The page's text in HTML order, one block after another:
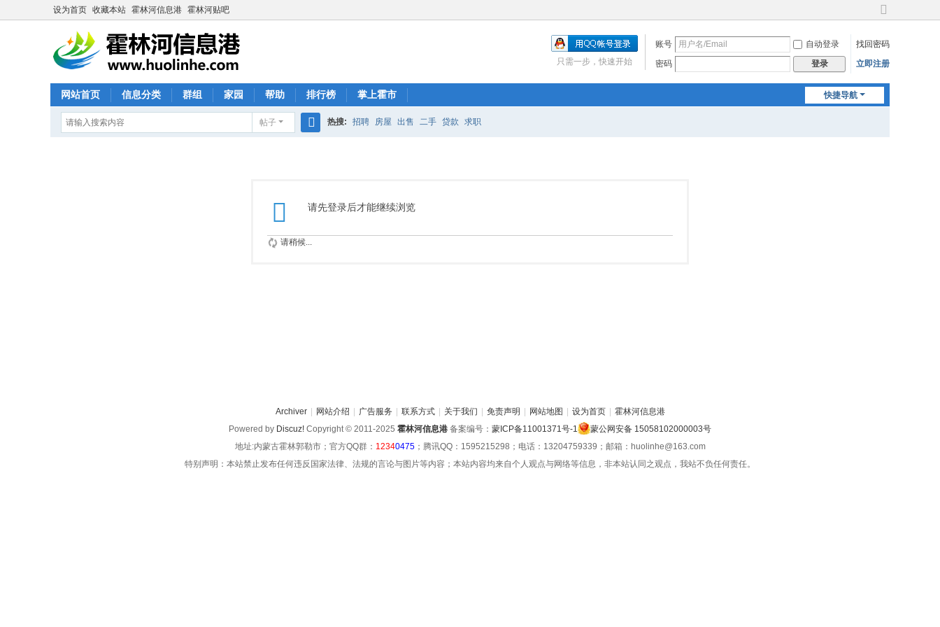
设为首页 收藏本站 霍林河信息港 霍林河贴吧
切
到
宽
账号 自动登录
找回密码
密码
登录 立即注册
只需一步，快速开始
快捷导航
网站首页 信息分类 群组 家园 帮助 排行榜 掌上霍市
帖子 热搜: 招聘 房屋 出售 二手 贷款 求职
请先登录后才能继续浏览
请稍候...
Archiver 网站介绍 广告服务 联系方式 关于我们 免责声明 网站地图 设为首页
霍林河信息港
Powered by Discuz! Copyright © 2011-2025 霍林河信息港 备案编号： 蒙ICP备11001371号-1
蒙公网安备 15058102000003号
地址:内蒙古霍林郭勒市；官方QQ群： 12340475；腾讯QQ：1595215298；电话：13204759339；邮箱：huolinhe@163.com
特别声明：本站禁止发布任何违反国家法律、法规的言论与图片等内容；本站内容均来自个人观点与网络等信息，非本站认同之观点，我站不负任何责任。